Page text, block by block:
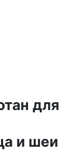
для
и шеи